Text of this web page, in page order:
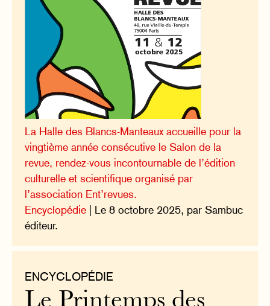
La Halle des Blancs-Manteaux accueille pour la
vingtième année consécutive le Salon de la
revue, rendez-vous incontournable de l’édition
culturelle et scientifique organisé par
l’association Ent’revues.
Encyclopédie | Le 8 octobre 2025, par Sambuc
éditeur.
ENCYCLOPÉDIE